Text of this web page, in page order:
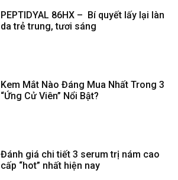
PEPTIDYAL 86HX – Bí quyết lấy lại làn
da trẻ trung, tươi sáng
Kem Mắt Nào Đáng Mua Nhất Trong 3
“Ứng Cử Viên” Nổi Bật?
Đánh giá chi tiết 3 serum trị nám cao
cấp “hot” nhất hiện nay